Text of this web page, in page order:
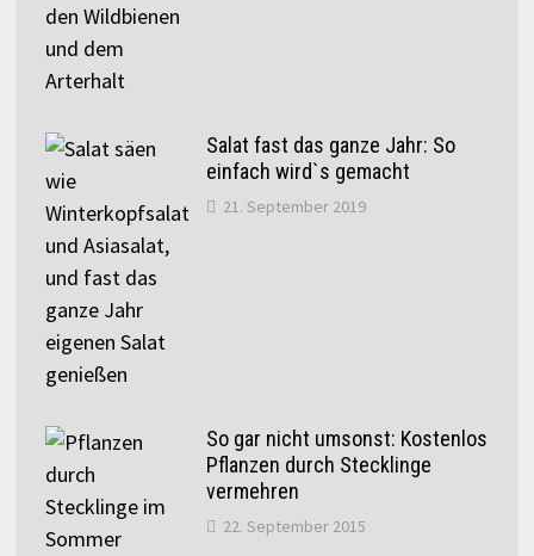
Salat fast das ganze Jahr: So
einfach wird`s gemacht
21. September 2019
So gar nicht umsonst: Kostenlos
Pflanzen durch Stecklinge
vermehren
22. September 2015